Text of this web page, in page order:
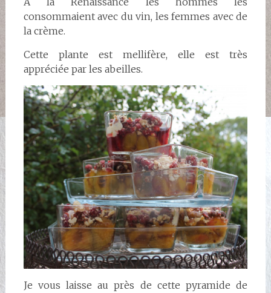
consommaient avec du vin, les femmes avec de
la crème.
Cette plante est mellifère, elle est très
appréciée par les abeilles.
Je vous laisse au près de cette pyramide de